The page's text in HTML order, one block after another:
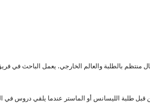
بالطلبة والعالم الخارجي. يعمل الباحث في فريق
طلبة الليسانس أو الماستر عندما يلقي دروس في